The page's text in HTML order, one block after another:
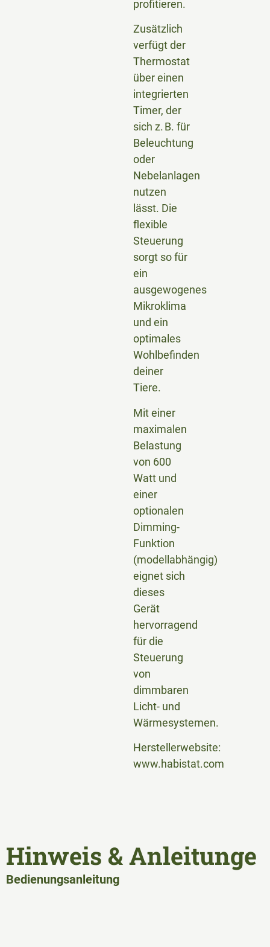
profitieren.
Zusätzlich
verfügt der
Thermostat
über einen
integrierten
Timer, der
sich z. B. für
Beleuchtung
oder
Nebelanlagen
nutzen
lässt. Die
flexible
Steuerung
sorgt so für
ein
ausgewogenes
Mikroklima
und ein
optimales
Wohlbefinden
deiner
Tiere.
Mit einer
maximalen
Belastung
von 600
Watt und
einer
optionalen
Dimming-
Funktion
(modellabhängig)
eignet sich
dieses
Gerät
hervorragend
für die
Steuerung
von
dimmbaren
Licht- und
Wärmesystemen.
Herstellerwebsite:
www.habistat.com
Hinweis & Anleitunge
Bedienungsanleitung